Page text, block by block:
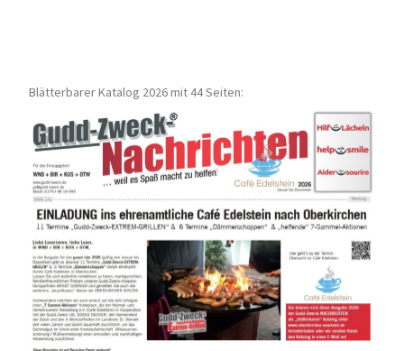
Blätterbarer Katalog 2026 mit 44 Seiten: